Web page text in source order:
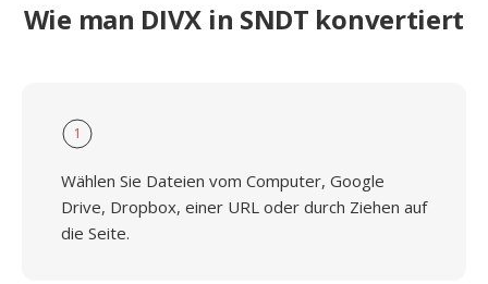
Wie man DIVX in SNDT konvertiert
1
Wählen Sie Dateien vom Computer, Google
Drive, Dropbox, einer URL oder durch Ziehen auf
die Seite.